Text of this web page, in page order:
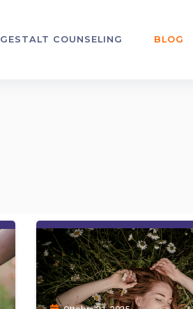
GESTALT COUNSELING BLOG